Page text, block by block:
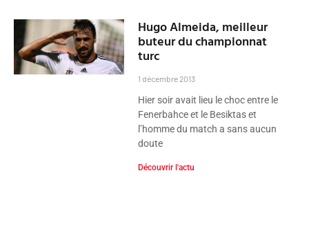
Hugo Almeida, meilleur
buteur du championnat
turc
1 décembre 2013
Hier soir avait lieu le choc entre le
Fenerbahce et le Besiktas et
l’homme du match a sans aucun
doute
Découvrir l'actu